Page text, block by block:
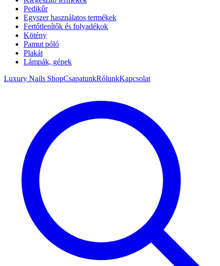
Pedikűr
Egyszer használatos termékek
Fertőtlenítők és folyadékok
Kötény
Pamut póló
Plakát
Lámpák, gépek
Luxury Nails ShopCsapatunkRólunkKapcsolat